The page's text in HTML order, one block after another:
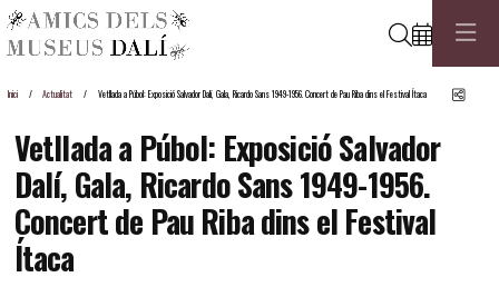
Cerca
Inici Actualitat Vetllada a Púbol: Exposició Salvador Dalí, Gala, Ricardo Sans 1949-1956. Concert de Pau Riba dins el Festival Ítaca
Vetllada a Púbol: Exposició Salvador
Dalí, Gala, Ricardo Sans 1949-1956.
Concert de Pau Riba dins el Festival
Ítaca